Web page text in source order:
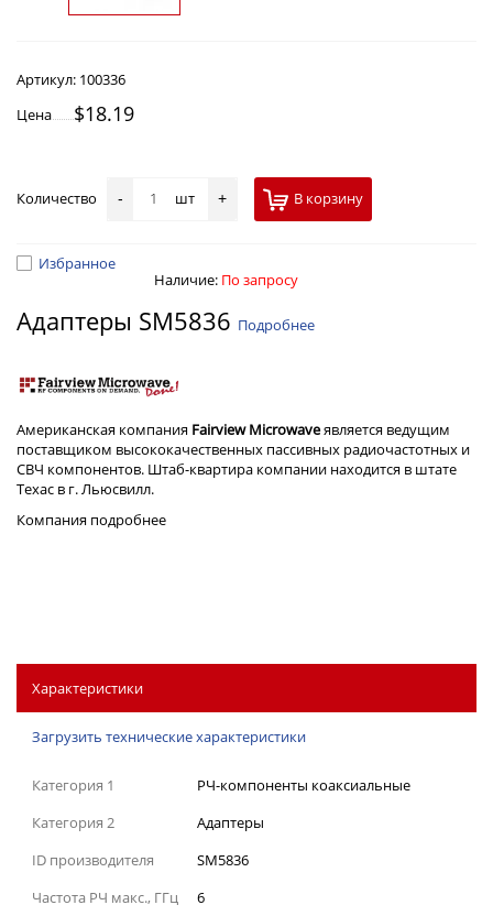
Артикул: 100336
Цена
$18.19
Количество - шт + В корзину
Избранное
Наличие: По запросу
Адаптеры SM5836 Подробнее
Американская компания Fairview Microwaveявляется ведущим
поставщиком высококачественных пассивных радиочастотных и
СВЧ компонентов. Штаб-квартира компании находится в штате
Техас в г. Льюсвилл.
Компания подробнее
Характеристики
Загрузить технические характеристики
Категория 1
РЧ-компоненты коаксиальные
Категория 2
Адаптеры
ID производителя
SM5836
Частота РЧ макс., ГГц
6